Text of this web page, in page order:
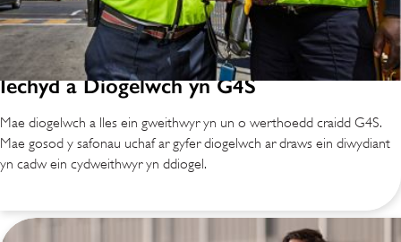
Iechyd a Diogelwch yn G4S
Mae diogelwch a lles ein gweithwyr yn un o werthoedd craidd G4S.
Mae gosod y safonau uchaf ar gyfer diogelwch ar draws ein diwydiant
yn cadw ein cydweithwyr yn ddiogel.